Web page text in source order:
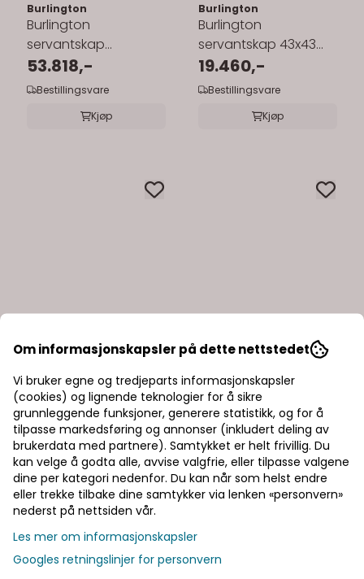
Burlington
Burlington
servantskap
134x55cm med
benkeplate/underlimt
53.818,-
Bestillingsvare
Kjøp
Burlington
Burlington
servantskap 43x43
cm med Corner
komposittservant
19.460,-
Bestillingsvare
Kjøp
Om informasjonskapsler på dette nettstedet
Vi bruker egne og tredjeparts informasjonskapsler
(cookies) og lignende teknologier for å sikre
grunnleggende funksjoner, generere statistikk, og for å
tilpasse markedsføring og annonser (inkludert deling av
brukerdata med partnere). Samtykket er helt frivillig. Du
kan velge å godta alle, avvise valgfrie, eller tilpasse valgene
dine per kategori nedenfor. Du kan når som helst endre
eller trekke tilbake dine samtykker via lenken «personvern»
nederst på nettsiden vår.
Les mer om informasjonskapsler
Googles retningslinjer for personvern